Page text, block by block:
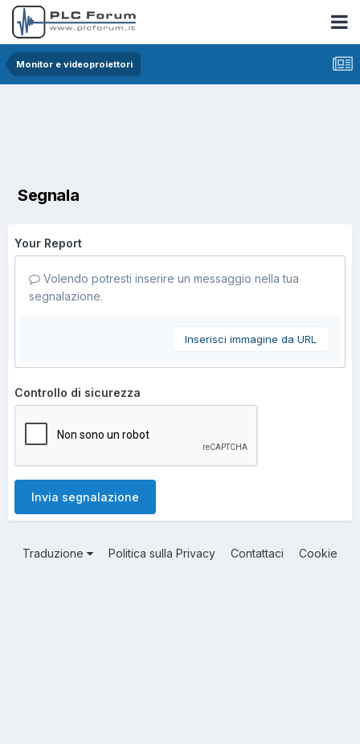
Monitor e videoproiettori
Segnala
Your Report
Volendo potresti inserire un messaggio nella tua
segnalazione.
Inserisci immagine da URL
Controllo di sicurezza
Invia segnalazione
Traduzione Politica sulla Privacy Contattaci Cookie